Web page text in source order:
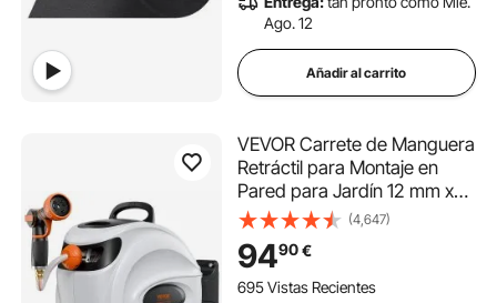
Ago. 12
Añadir al carrito
VEVOR Carrete de Manguera
Retráctil para Montaje en
Pared para Jardín 12 mm x
30 m con Boquilla de 9
Patrones, Bloqueo de
Cualquier Longitud,
Rebobinado Automático y
(4,647)
9490€
695 Vistas Recientes